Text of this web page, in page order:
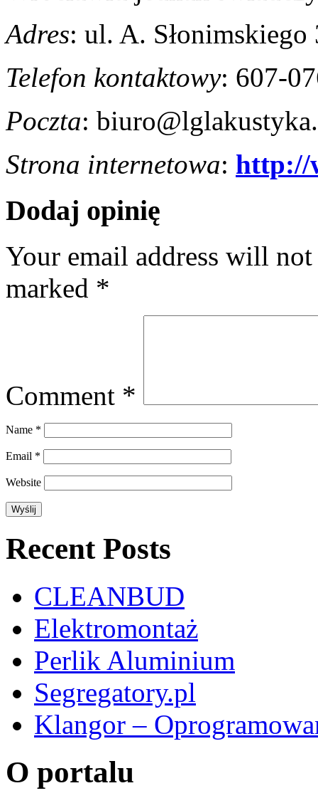
Adres: ul. A.
Telefon kontaktowy: 607-
Poczta:
Strona internetowa: http://
Dodaj opinię
Your email address will
marked *
Comment *
Name *
Email *
Website
Recent Posts
CLEANBUD
Elektromontaż
Perlik Aluminium
Segregatory.pl
Klangor –
O portalu